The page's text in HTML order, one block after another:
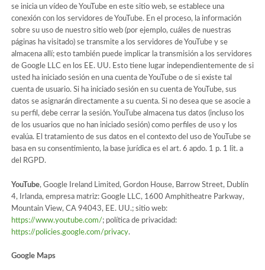
se inicia un vídeo de YouTube en este sitio web, se establece una
conexión con los servidores de YouTube. En el proceso, la información
sobre su uso de nuestro sitio web (por ejemplo, cuáles de nuestras
páginas ha visitado) se transmite a los servidores de YouTube y se
almacena allí; esto también puede implicar la transmisión a los servidores
de Google LLC en los EE. UU. Esto tiene lugar independientemente de si
usted ha iniciado sesión en una cuenta de YouTube o de si existe tal
cuenta de usuario. Si ha iniciado sesión en su cuenta de YouTube, sus
datos se asignarán directamente a su cuenta. Si no desea que se asocie a
su perfil, debe cerrar la sesión. YouTube almacena tus datos (incluso los
de los usuarios que no han iniciado sesión) como perfiles de uso y los
evalúa. El tratamiento de sus datos en el contexto del uso de YouTube se
basa en su consentimiento, la base jurídica es el art. 6 apdo. 1 p. 1 lit. a
del RGPD.
YouTube, Google Ireland Limited, Gordon House, Barrow Street, Dublín
4, Irlanda, empresa matriz: Google LLC, 1600 Amphitheatre Parkway,
Mountain View, CA 94043, EE. UU.; sitio web:
https://www.youtube.com/; política de privacidad:
https://policies.google.com/privacy.
Google Maps